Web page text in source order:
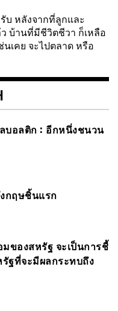
บ หลังจากที่ลูกและ
บ้านที่มีชีวิตชีวา ก็เหลือ
เคย จะไปตลาด หรือ
บอลติก : อีกหนึ่งชนวน
กฤษชิ้นแรก
มของสหรัฐ จะเป็นการชี้
ฐที่จะมีผลกระทบถึง